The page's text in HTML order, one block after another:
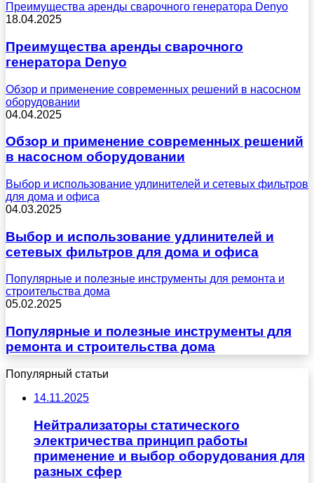
Преимущества аренды сварочного генератора Denyo
18.04.2025
Преимущества аренды сварочного
генератора Denyo
Обзор и применение современных решений в насосном
оборудовании
04.04.2025
Обзор и применение современных решений
в насосном оборудовании
Выбор и использование удлинителей и сетевых фильтров
для дома и офиса
04.03.2025
Выбор и использование удлинителей и
сетевых фильтров для дома и офиса
Популярные и полезные инструменты для ремонта и
строительства дома
05.02.2025
Популярные и полезные инструменты для
ремонта и строительства дома
Популярный статьи
14.11.2025
Нейтрализаторы статического
электричества принцип работы
применение и выбор оборудования для
разных сфер